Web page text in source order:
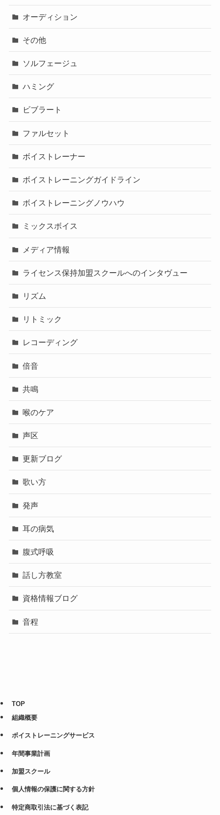
オーディション
その他
ソルフェージュ
ハミング
ビブラート
ファルセット
ボイストレーナー
ボイストレーニングガイドライン
ボイストレーニングノウハウ
ミックスボイス
メディア情報
ライセンス保持加盟スクールへのインタヴュー
リズム
リトミック
レコーディング
倍音
共鳴
喉のケア
声区
更新ブログ
歌い方
発声
耳の病気
腹式呼吸
話し方教室
資格情報ブログ
音程
TOP
組織概要
ボイストレーニングサービス
年間事業計画
加盟スクール
個人情報の保護に関する方針
特定商取引法に基づく表記